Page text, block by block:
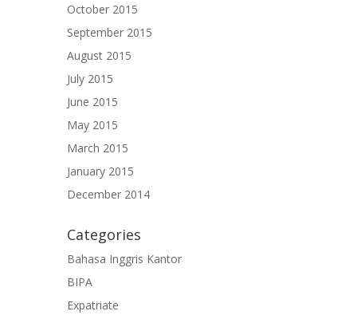
October 2015
September 2015
August 2015
July 2015
June 2015
May 2015
March 2015
January 2015
December 2014
Categories
Bahasa Inggris Kantor
BIPA
Expatriate